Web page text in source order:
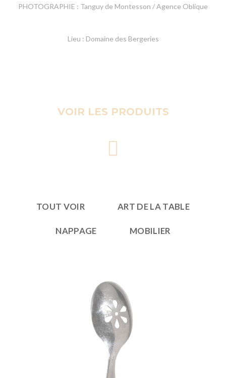
PHOTOGRAPHIE : Tanguy de Montesson / Agence Oblique
Lieu : Domaine des Bergeries
VOIR LES PRODUITS
TOUT VOIR ART DE LA TABLE
NAPPAGE MOBILIER